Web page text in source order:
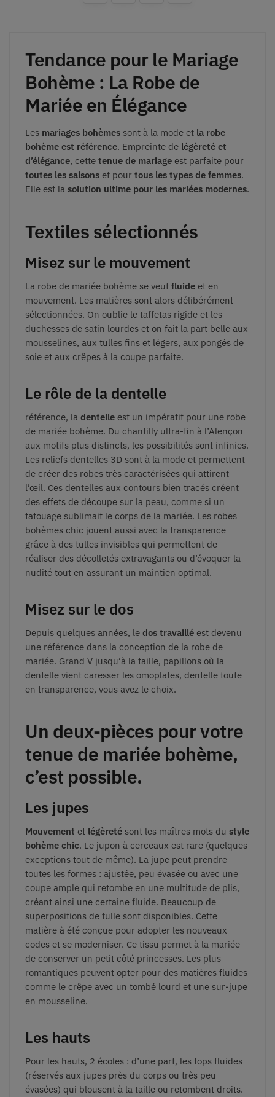
Tendance pour le Mariage
Bohème : La Robe de
Mariée en Élégance
Les mariages bohèmes sont à la mode et la robe
bohème est référence. Empreinte de légèreté et
d’élégance, cette tenue de mariage est parfaite pour
toutes les saisons et pour tous les types de femmes.
Elle est la solution ultime pour les mariées modernes.
Textiles sélectionnés
Misez sur le mouvement
La robe de mariée bohème se veut fluide et en
mouvement. Les matières sont alors délibérément
sélectionnées. On oublie le taffetas rigide et les
duchesses de satin lourdes et on fait la part belle aux
mousselines, aux tulles fins et légers, aux pongés de
soie et aux crêpes à la coupe parfaite.
Le rôle de la dentelle
référence, la dentelle est un impératif pour une robe
de mariée bohème. Du chantilly ultra-fin à l’Alençon
aux motifs plus distincts, les possibilités sont infinies.
Les reliefs dentelles 3D sont à la mode et permettent
de créer des robes très caractérisées qui attirent
l’œil. Ces dentelles aux contours bien tracés créent
des effets de découpe sur la peau, comme si un
tatouage sublimait le corps de la mariée. Les robes
bohèmes chic jouent aussi avec la transparence
grâce à des tulles invisibles qui permettent de
réaliser des décolletés extravagants ou d’évoquer la
nudité tout en assurant un maintien optimal.
Misez sur le dos
Depuis quelques années, le dos travaillé est devenu
une référence dans la conception de la robe de
mariée. Grand V jusqu’à la taille, papillons où la
dentelle vient caresser les omoplates, dentelle toute
en transparence, vous avez le choix.
Un deux-pièces pour votre
tenue de mariée bohème,
c’est possible.
Les jupes
Mouvement et légèreté sont les maîtres mots du style
bohème chic. Le jupon à cerceaux est rare (quelques
exceptions tout de même). La jupe peut prendre
toutes les formes : ajustée, peu évasée ou avec une
coupe ample qui retombe en une multitude de plis,
créant ainsi une certaine fluide. Beaucoup de
superpositions de tulle sont disponibles. Cette
matière à été conçue pour adopter les nouveaux
codes et se moderniser. Ce tissu permet à la mariée
de conserver un petit côté princesses. Les plus
romantiques peuvent opter pour des matières fluides
comme le crêpe avec un tombé lourd et une sur-jupe
en mousseline.
Les hauts
Pour les hauts, 2 écoles : d’une part, les tops fluides
(réservés aux jupes près du corps ou très peu
évasées) qui blousent à la taille ou retombent droits.